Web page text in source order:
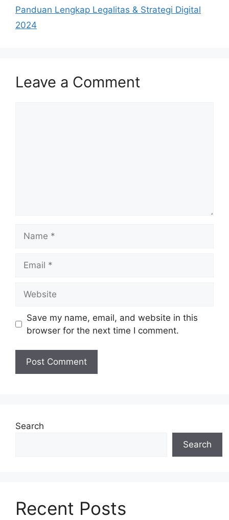
Panduan Lengkap Legalitas & Strategi Digital
2024
Leave a Comment
Save my name, email, and website in this
browser for the next time I comment.
Search
Search
Recent Posts